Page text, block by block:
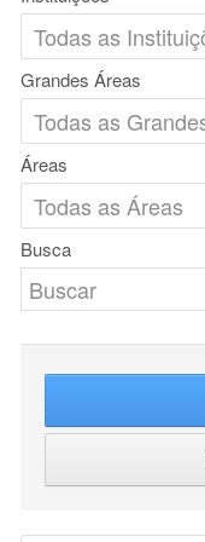
Grandes Áreas
Áreas
Busca